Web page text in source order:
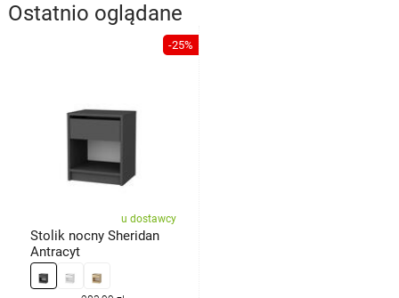
Ostatnio oglądane
-25%
u dostawcy
Stolik nocny Sheridan
Antracyt